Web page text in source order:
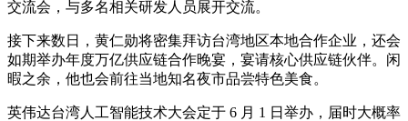
交流会，与多名相关研发人员展开交流。
接下来数日，黄仁勋将密集拜访台湾地区本地合作企业，还会
如期举办年度万亿供应链合作晚宴，宴请核心供应链伙伴。闲
暇之余，他也会前往当地知名夜市品尝特色美食。
英伟达台湾人工智能技术大会定于 6 月 1 日举办，届时大概率